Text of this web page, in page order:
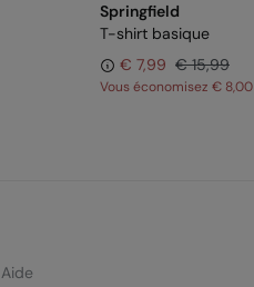
Springfield
T-shirt basique
€ 7,99 € 15,99
Vous économisez € 8,00
Aide